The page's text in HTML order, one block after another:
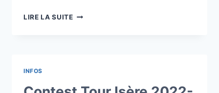
LIRE LA SUITE ASSEMBLÉE
INFOS